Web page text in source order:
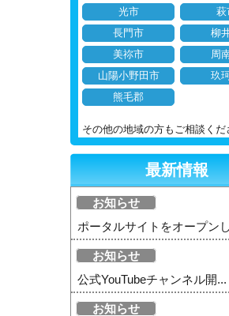
光市
萩
長門市
柳
美祢市
周
山陽小野田市
玖
熊毛郡
その他の地域の方もご相談くだ
最新情報
お知らせ
ポータルサイトをオープン
お知らせ
公式YouTubeチャンネル開...
お知らせ